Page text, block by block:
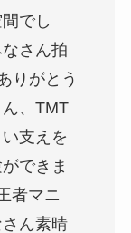
でし
さん拍
りがとう
、TMT
支えを
できま
者マニ
ん素晴